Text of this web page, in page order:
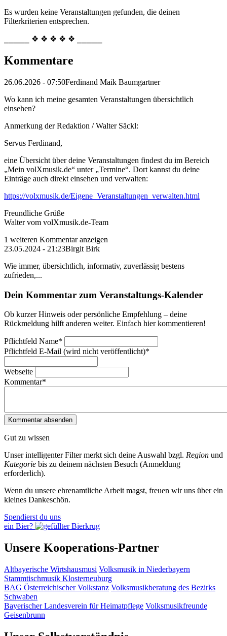
Es wurden keine Veranstaltungen gefunden, die deinen
Filterkriterien entsprechen.
⎯⎯⎯⎯⎯ ❖ ❖ ❖ ❖ ❖ ⎯⎯⎯⎯⎯
Kommentare
26.06.2026 - 07:50Ferdinand Maik Baumgartner
Wo kann ich meine gesamten Veranstaltungen übersichtlich
einsehen?
Anmerkung der Redaktion /Walter Säckl:
Servus Ferdinand,
eine Übersicht über deine Veranstaltungen findest du im Bereich
„Mein volXmusik.de“ unter „Termine“. Dort kannst du deine
Einträge auch direkt einsehen und verwalten:
https://volxmusik.de/Eigene_Veranstaltungen_verwalten.html
Freundliche Grüße
Walter vom volXmusik.de-Team
1 weiteren Kommentar anzeigen
23.05.2024 - 21:23Birgit Birk
Wie immer, übersichtlich, informativ, zuverlässig bestens
zufrieden,...
Dein Kommentar zum Veranstaltungs-Kalender
Ob kurzer Hinweis oder persönliche Empfehlung – deine
Rückmeldung hilft anderen weiter. Einfach hier kommentieren!
Pflichtfeld Name*
Pflichtfeld E-Mail (wird nicht veröffentlicht)*
Webseite
Kommentar*
Gut zu wissen
Unser intelligenter Filter merkt sich deine Auswahl bzgl. Region und
Kategorie bis zu deinem nächsten Besuch (Anmeldung
erforderlich).
Wenn du unsere ehrenamtliche Arbeit magst, freuen wir uns über ein
kleines Dankeschön.
Spendierst du uns
ein Bier?
Unsere Kooperations-Partner
Altbayerische Wirtshausmusi Volksmusik in Niederbayern
Stammtischmusik Klosterneuburg
BAG Österreichischer Volkstanz Volksmusikberatung des Bezirks
Schwaben
Bayerischer Landesverein für Heimatpflege Volksmusikfreunde
Geisenbrunn